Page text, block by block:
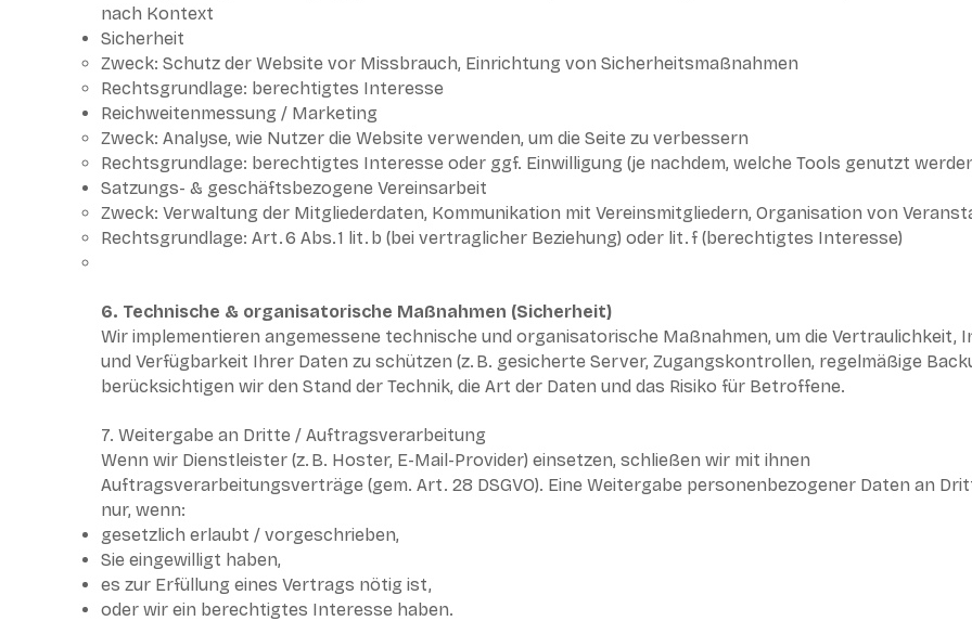
nach Kontext
Sicherheit
Zweck: Schutz der Website vor Missbrauch, Einrichtung von Sicherheitsmaßnahmen
Rechtsgrundlage: berechtigtes Interesse
Reichweitenmessung / Marketing
Zweck: Analyse, wie Nutzer die Website verwenden, um die Seite zu verbessern
Rechtsgrundlage: berechtigtes Interesse oder ggf. Einwilligung (je nachdem, welche Tools genutzt
Satzungs- & geschäftsbezogene Vereinsarbeit
Zweck: Verwaltung der Mitgliederdaten, Kommunikation mit Vereinsmitgliedern, Organisation von
Rechtsgrundlage: Art. 6 Abs. 1 lit. b (bei vertraglicher Beziehung) oder lit. f (berechtigtes Interesse)
6. Technische & organisatorische Maßnahmen (Sicherheit)
Wir implementieren angemessene technische und organisatorische Maßnahmen, um die Vertraulichkeit,
und Verfügbarkeit Ihrer Daten zu schützen (z. B. gesicherte Server, Zugangskontrollen, regelmäßige
berücksichtigen wir den Stand der Technik, die Art der Daten und das Risiko für Betroffene.
7. Weitergabe an Dritte / Auftragsverarbeitung
Wenn wir Dienstleister (z. B. Hoster, E-Mail-Provider) einsetzen, schließen wir mit ihnen
Auftragsverarbeitungsverträge (gem. Art. 28 DSGVO). Eine Weitergabe personenbezogener Daten an
nur, wenn:
gesetzlich erlaubt / vorgeschrieben,
Sie eingewilligt haben,
es zur Erfüllung eines Vertrags nötig ist,
oder wir ein berechtigtes Interesse haben.